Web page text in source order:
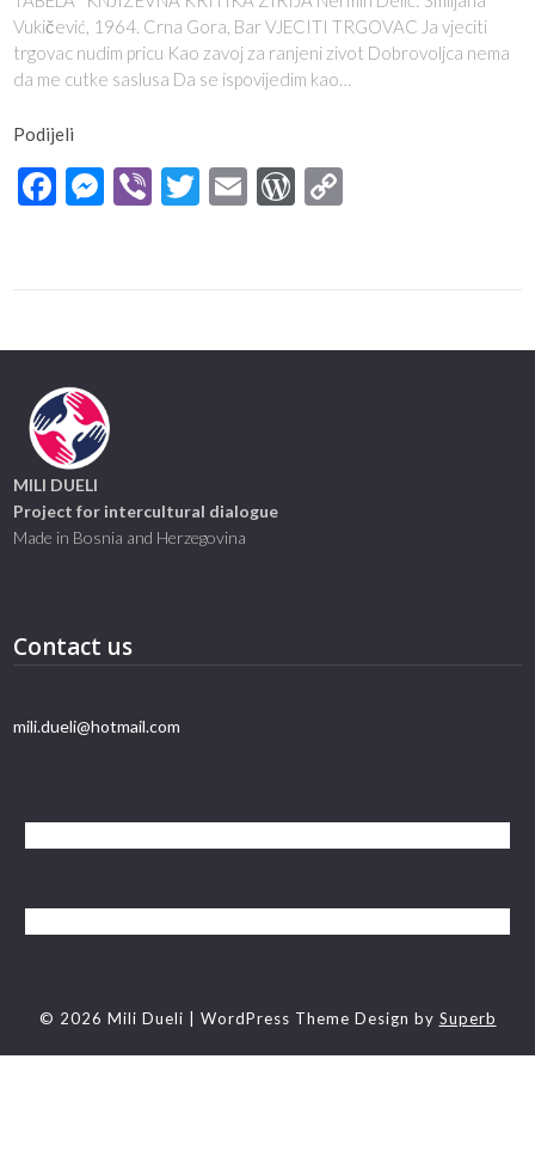
Vukičević, 1964. Crna Gora, Bar VJECITI TRGOVAC Ja vjeciti
trgovac nudim pricu Kao zavoj za ranjeni zivot Dobrovoljca nema
da me cutke saslusa Da se ispovijedim kao…
Podijeli
Facebook
Messenger
ViberTwitter
EmailWordPress
MILI DUELI
Project for intercultural dialogue
Made in Bosnia and Herzegovina
Contact us
mili.dueli@hotmail.com
© 2026 Mili Dueli | WordPress Theme Design by Superb